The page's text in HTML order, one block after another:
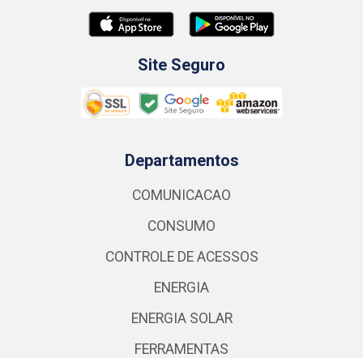
Site Seguro
Departamentos
COMUNICACAO
CONSUMO
CONTROLE DE ACESSOS
ENERGIA
ENERGIA SOLAR
FERRAMENTAS